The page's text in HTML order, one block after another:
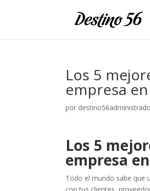
Los 5
empresa
por
Los 5
empresa
Todo el mundo sabe que